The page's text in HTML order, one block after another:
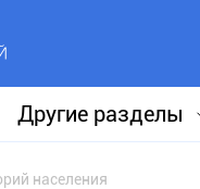
Другие разделы
населения